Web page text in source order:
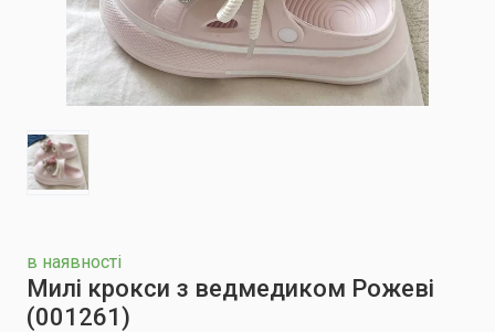
в наявності
Милі крокси з ведмедиком Рожеві
(001261)